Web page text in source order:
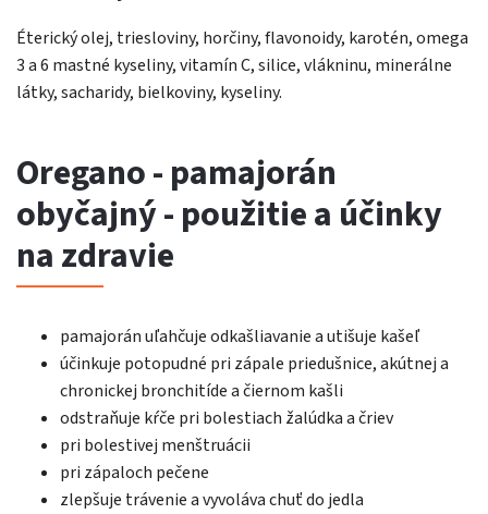
Éterický olej, triesloviny, horčiny, flavonoidy, karotén, omega
3 a 6 mastné kyseliny, vitamín C, silice, vlákninu, minerálne
látky, sacharidy, bielkoviny, kyseliny.
Oregano - pamajorán
obyčajný - použitie a účinky
na zdravie
pamajorán uľahčuje odkašliavanie a utišuje kašeľ
účinkuje potopudné pri zápale priedušnice, akútnej a
chronickej bronchitíde a čiernom kašli
odstraňuje kŕče pri bolestiach žalúdka a čriev
pri bolestivej menštruácii
pri zápaloch pečene
zlepšuje trávenie a vyvoláva chuť do jedla